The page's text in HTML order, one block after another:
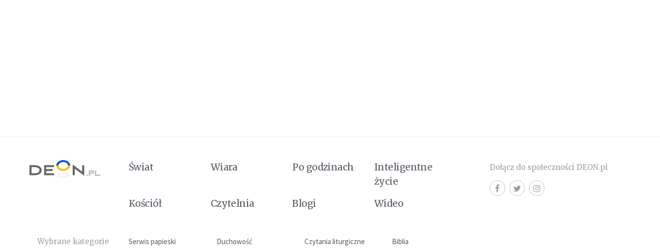
Świat Wiara Po godzinach
Inteligentne
życie
Kościół
Czytelnia Blogi Wideo
Wybrane kategorie Serwis papieski Duchowość Czytania liturgiczne Biblia
Dołącz do społeczności DEON.pl